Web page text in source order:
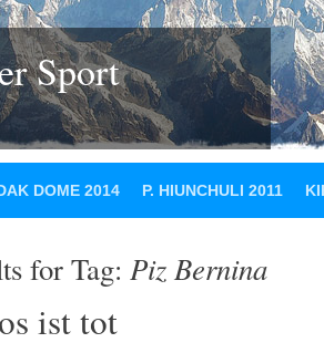
Sport
DOME 2014 P. HIUNCHULI 2011
for Tag: Piz Bernina
ist tot